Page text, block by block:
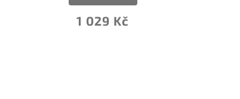
1 029 Kč